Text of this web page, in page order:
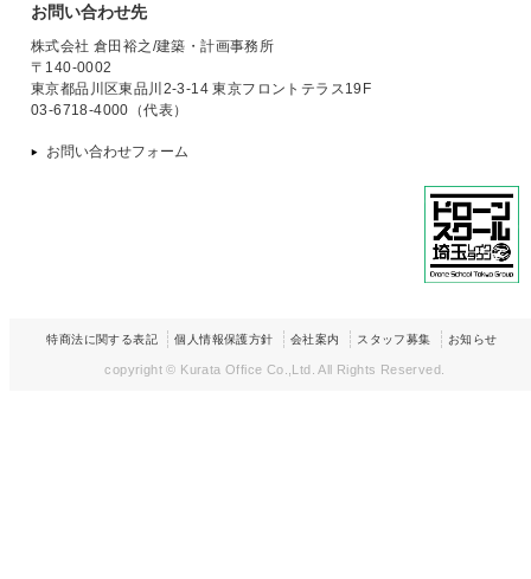
お問い合わせ先
株式会社 倉田裕之/建築・計画事務所
〒140-0002
東京都品川区東品川2-3-14 東京フロントテラス19F
03-6718-4000（代表）
お問い合わせフォーム
特商法に関する表記 個人情報保護方針 会社案内 スタッフ募集 お知らせ
copyright © Kurata Office Co.,Ltd. All Rights Reserved.